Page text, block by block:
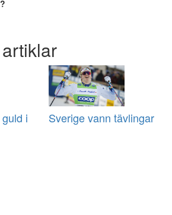
i Sverige vann tävlingar